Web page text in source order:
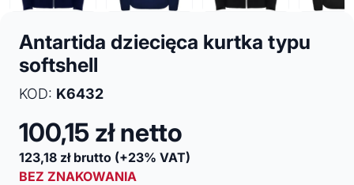
Antartida dziecięca kurtka typu
softshell
KOD: K6432
100,15 zł netto
123,18 zł brutto (+23% VAT)
BEZ ZNAKOWANIA